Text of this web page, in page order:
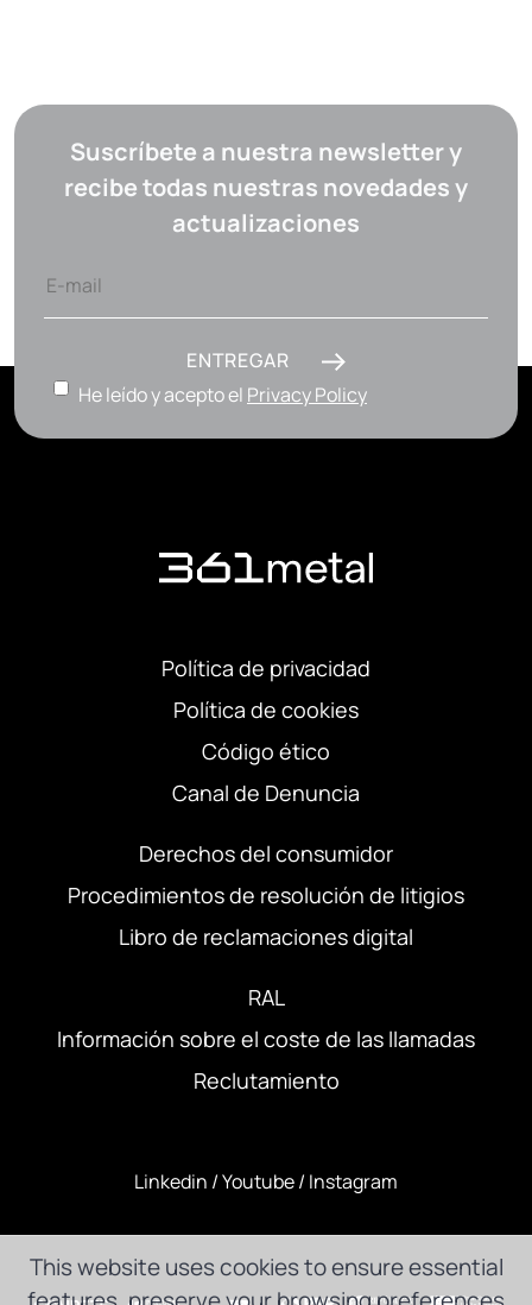
Suscríbete a nuestra newsletter y
recibe todas nuestras novedades y
actualizaciones
ENTREGAR
He leído y acepto el Privacy Policy
Política de privacidad
Política de cookies
Código ético
Canal de Denuncia
Derechos del consumidor
Procedimientos de resolución de litigios
Libro de reclamaciones digital
RAL
Información sobre el coste de las llamadas
Reclutamiento
Linkedin /Youtube/ Instagram
This website uses cookies to ensure essential